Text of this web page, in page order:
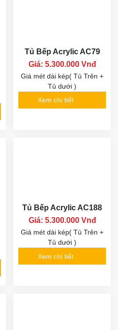
Tủ Bếp Acrylic AC79
Giá: 5.300.000 Vnđ
Giá mét dài kép( Tủ Trên +
Tủ dưới )
Xem chi tiết
Tủ Bếp Acrylic AC188
Giá: 5.300.000 Vnđ
Giá mét dài kép( Tủ Trên +
Tủ dưới )
Xem chi tiết